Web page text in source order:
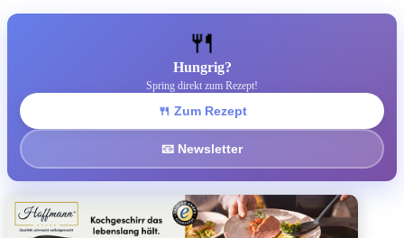
🍴
Hungrig?
Spring direkt zum Rezept!
🍴 Zum Rezept
📧 Newsletter